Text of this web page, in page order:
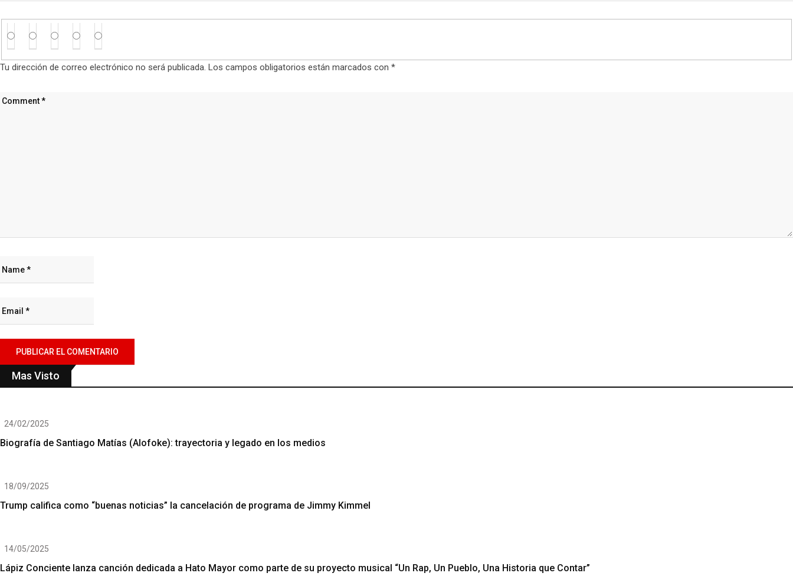
Tu dirección de correo electrónico no será publicada. Los campos obligatorios están marcados con *
Mas Visto
24/02/2025
Biografía de Santiago Matías (Alofoke): trayectoria y legado en los medios
18/09/2025
Trump califica como “buenas noticias” la cancelación de programa de Jimmy Kimmel
14/05/2025
Lápiz Conciente lanza canción dedicada a Hato Mayor como parte de su proyecto musical “Un Rap, Un Pueblo, Una Historia que Contar”